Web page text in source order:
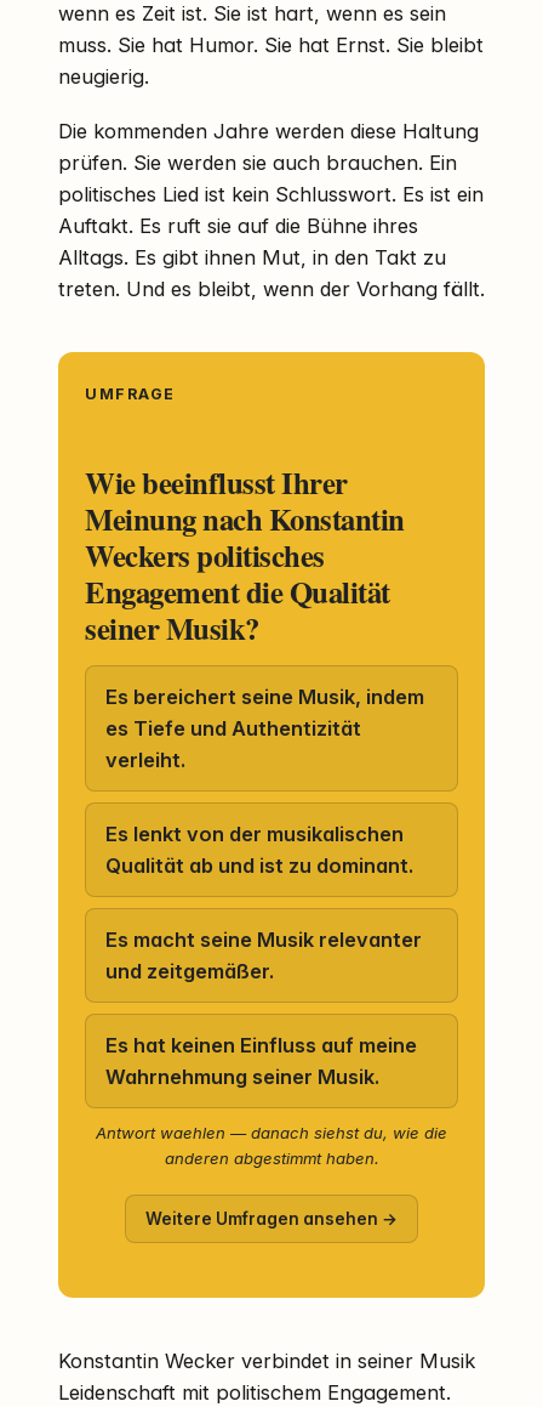
wenn es Zeit ist. Sie ist hart, wenn es sein
muss. Sie hat Humor. Sie hat Ernst. Sie bleibt
neugierig.
Die kommenden Jahre werden diese Haltung
prüfen. Sie werden sie auch brauchen. Ein
politisches Lied ist kein Schlusswort. Es ist ein
Auftakt. Es ruft sie auf die Bühne ihres
Alltags. Es gibt ihnen Mut, in den Takt zu
treten. Und es bleibt, wenn der Vorhang fällt.
UMFRAGE
Wie beeinflusst Ihrer
Meinung nach Konstantin
Weckers politisches
Engagement die Qualität
seiner Musik?
Es bereichert seine Musik, indem
es Tiefe und Authentizität
verleiht.
Es lenkt von der musikalischen
Qualität ab und ist zu dominant.
Es macht seine Musik relevanter
und zeitgemäßer.
Es hat keinen Einfluss auf meine
Wahrnehmung seiner Musik.
Antwort waehlen — danach siehst du, wie die
anderen abgestimmt haben.
Weitere Umfragen ansehen →
Konstantin Wecker verbindet in seiner Musik
Leidenschaft mit politischem Engagement.